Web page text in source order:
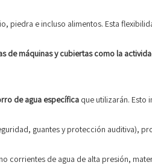
piedra e incluso alimentos. Esta
de máquinas y cubiertas como la
de agua específica que utilizarán. Esto
guantes y protección auditiva),
corrientes de agua de alta presión,